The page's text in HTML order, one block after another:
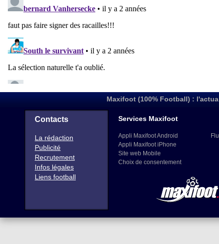
Maxifoot (100% Football) :
Contacts
La rédaction
Publicité
Recrutement
Infos légales
Liens football
Services Maxifoot
Appli Maxifoot Android
Appli Maxifoot iPhone
Site web Mobile
Choix de consentement